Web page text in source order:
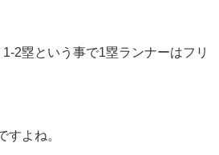
2塁という事で1塁ランナーはフリ
よね。